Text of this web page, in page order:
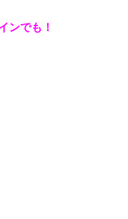
ンでも！